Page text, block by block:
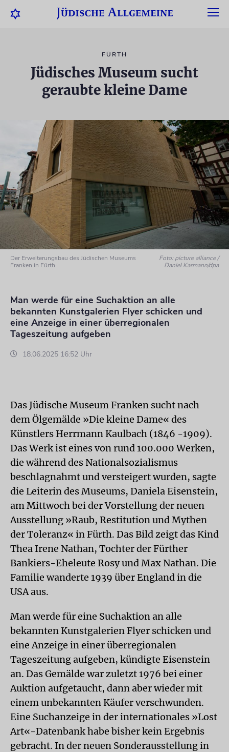
FÜRTH
Jüdisches Museum sucht
geraubte kleine Dame
Der Erweiterungsbau des Jüdischen Museums
Franken in Fürth
Foto: picture alliance /
Daniel Karmann/dpa
Man werde für eine Suchaktion an alle
bekannten Kunstgalerien Flyer schicken und
eine Anzeige in einer überregionalen
Tageszeitung aufgeben
18.06.2025 16:52 Uhr
Das Jüdische Museum Franken sucht nach
dem Ölgemälde »Die kleine Dame« des
Künstlers Herrmann Kaulbach (1846 -1909).
Das Werk ist eines von rund 100.000 Werken,
die während des Nationalsozialismus
beschlagnahmt und versteigert wurden, sagte
die Leiterin des Museums, Daniela Eisenstein,
am Mittwoch bei der Vorstellung der neuen
Ausstellung »Raub, Restitution und Mythen
der Toleranz« in Fürth. Das Bild zeigt das Kind
Thea Irene Nathan, Tochter der Fürther
Bankiers-Eheleute Rosy und Max Nathan. Die
Familie wanderte 1939 über England in die
USA aus.
Man werde für eine Suchaktion an alle
bekannten Kunstgalerien Flyer schicken und
eine Anzeige in einer überregionalen
Tageszeitung aufgeben, kündigte Eisenstein
an. Das Gemälde war zuletzt 1976 bei einer
Auktion aufgetaucht, dann aber wieder mit
einem unbekannten Käufer verschwunden.
Eine Suchanzeige in der internationales »Lost
Art«-Datenbank habe bisher kein Ergebnis
gebracht. In der neuen Sonderausstellung in